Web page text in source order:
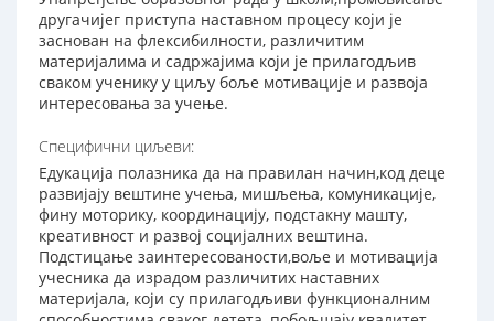
другачијег приступа наставном процесу који је
заснован на флексибилности, различитим
материјалима и садржајима који је прилагодљив
сваком ученику у циљу боље мотивације и развоја
интересовања за учење.
Специфични циљеви:
Едукација полазника да на правилан начин,код деце
развијају вештине учења, мишљења, комуникације,
фину моторику, координацију, подстакну машту,
креативност и развој социјалних вештина.
Подстицање заинтересованости,воље и мотивација
учесника да израдом различитих наставних
материјала, који су прилагодљиви функционалним